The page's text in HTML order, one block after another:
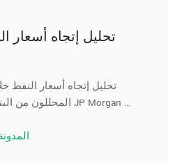
تحليل إتجاه أسعار
المحللون من البنوك الاستثمارية مثل JP Morgan …